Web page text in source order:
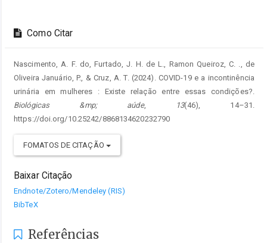
Como Citar
Nascimento, A. F. do, Furtado, J. H. de L., Ramon Queiroz, C. ., de
Oliveira Januário, P., & Cruz, A. T. (2024). COVID-19 e a incontinência
urinária em mulheres : Existe relação entre essas condições?.
Biológicas &mp; aúde, 13(46), 14–31.
https://doi.org/10.25242/8868134620232790
FOMATOS DE CITAÇÃO
Baixar Citação
Endnote/Zotero/Mendeley (RIS)
BibTeX
Referências